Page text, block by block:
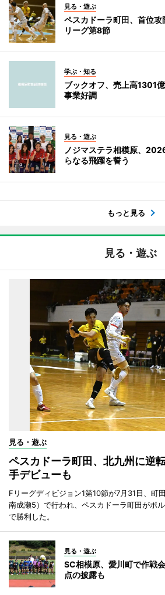
見る・遊ぶ
ペスカドーラ町田、首位
リーグ第8節
学ぶ・知る
ブックオフ、売上高1301
事業好調
見る・遊ぶ
ノジマステラ相模原、
らなる飛躍を誓う
もっと見る
見る・遊ぶ
見る・遊ぶ
ペスカドーラ町田、北九州に逆
手デビューも
Fリーグディビジョン1第10節が7月31日、町
南成瀬5）で行われ、ペスカドーラ町田がボ
で勝利した。
見る・遊ぶ
SC相模原、愛川町で作戦
点の披露も